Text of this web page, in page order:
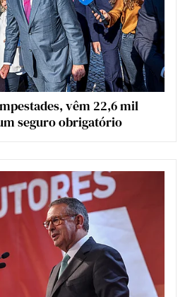
vêm 22,6 mil
seguro obrigatório